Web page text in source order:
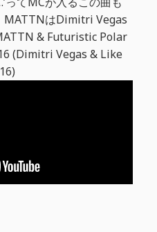
MATTNはDimitri Vegas
& Futuristic Polar
(Dimitri Vegas & Like